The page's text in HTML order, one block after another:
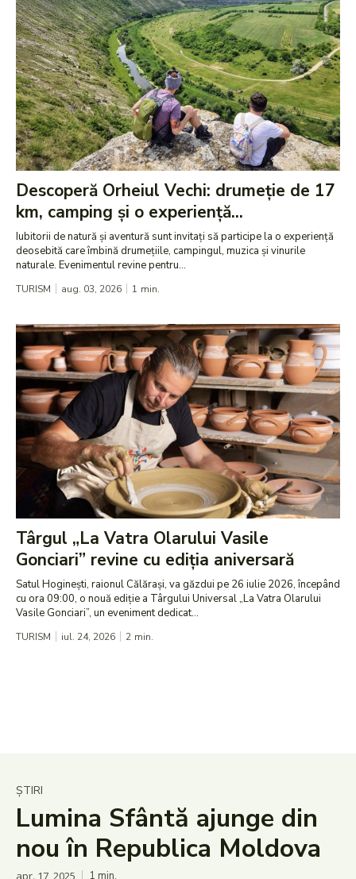
Descoperă Orheiul Vechi: drumeție de 17
km, camping și o experiență...
Iubitorii de natură și aventură sunt invitați să participe la o experiență
deosebită care îmbină drumețiile, campingul, muzica și vinurile
naturale. Evenimentul revine pentru...
TURISM aug. 03, 2026 1 min.
Târgul „La Vatra Olarului Vasile
Gonciari” revine cu ediția aniversară
Satul Hoginești, raionul Călărași, va găzdui pe 26 iulie 2026, începând
cu ora 09:00, o nouă ediție a Târgului Universal „La Vatra Olarului
Vasile Gonciari”, un eveniment dedicat...
TURISM iul. 24, 2026 2 min.